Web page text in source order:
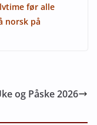
før alle
norsk på
og Påske 2026